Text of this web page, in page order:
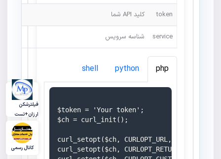
token کلید API شما
service شناسه سرویس
php
python
shell
$token = 'Your token';
$ch = curl_init();
curl_setopt($ch, CURLOPT_URL, 'https://
curl_setopt($ch,
فیلترشکن
ارزان+تست
کانال رسمی